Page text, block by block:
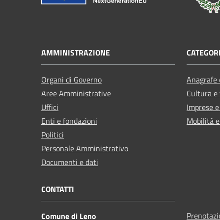
AMMINISTRAZIONE
Organi di Governo
Aree Amministrative
Uffici
Enti e fondazioni
Politici
Personale Amministrativo
Documenti e dati
Cultura
Imprese
Mobilità
CONTATTI
Comune di Leno